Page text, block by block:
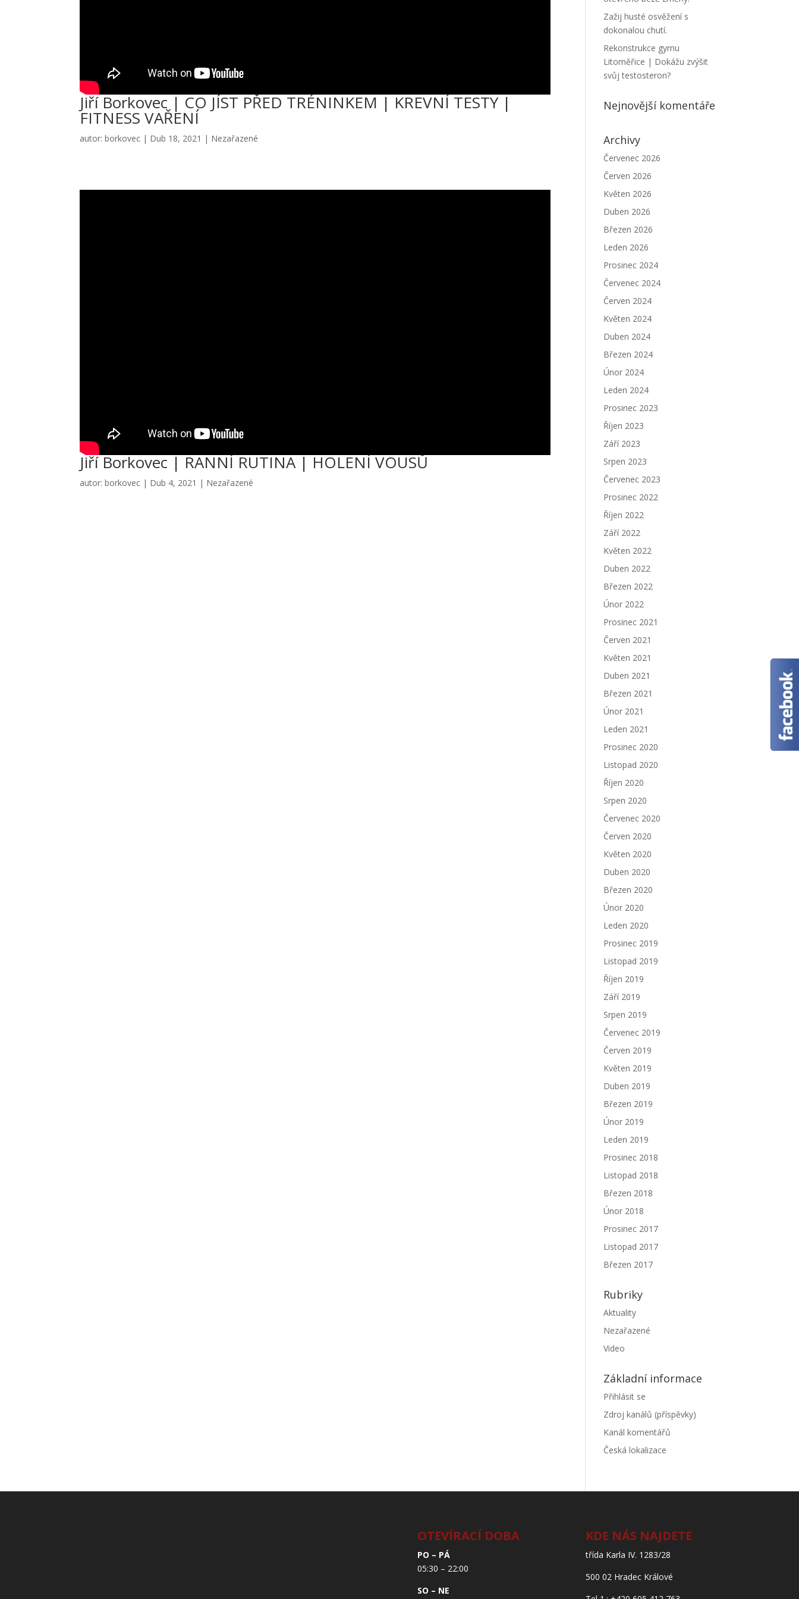
Jiří Borkovec | CO JÍST PŘED TRÉNINKEM | KREVNÍ TESTY |
FITNESS VAŘENÍ
autor:borkovec | Dub 18, 2021 | Nezařazené
Jiří Borkovec | RANNÍ RUTINA | HOLENÍ VOUSŮ
autor:borkovec | Dub 4, 2021 | Nezařazené
Zažij husté osvěžení s
dokonalou chutí.
Rekonstrukce gymu
Litoměřice | Dokážu zvýšit
svůj testosteron?
Nejnovější komentáře
Archivy
Červenec 2026
Červen 2026
Květen 2026
Duben 2026
Březen 2026
Leden 2026
Prosinec 2024
Červenec 2024
Červen 2024
Květen 2024
Duben 2024
Březen 2024
Únor 2024
Leden 2024
Prosinec 2023
Říjen 2023
Září 2023
Srpen 2023
Červenec 2023
Prosinec 2022
Říjen 2022
Září 2022
Květen 2022
Duben 2022
Březen 2022
Únor 2022
Prosinec 2021
Červen 2021
Květen 2021
Duben 2021
Březen 2021
Únor 2021
Leden 2021
Prosinec 2020
Listopad 2020
Říjen 2020
Srpen 2020
Červenec 2020
Červen 2020
Květen 2020
Duben 2020
Březen 2020
Únor 2020
Leden 2020
Prosinec 2019
Listopad 2019
Říjen 2019
Září 2019
Srpen 2019
Červenec 2019
Červen 2019
Květen 2019
Duben 2019
Březen 2019
Únor 2019
Leden 2019
Prosinec 2018
Listopad 2018
Březen 2018
Únor 2018
Prosinec 2017
Listopad 2017
Březen 2017
Rubriky
Aktuality
Nezařazené
Video
Základní informace
Přihlásit se
Zdroj kanálů (příspěvky)
Kanál komentářů
Česká lokalizace
OTEVÍRACÍ DOBA
PO – PÁ
05:30 – 22:00
SO – NE
KDE NÁS NAJDETE
třída Karla IV. 1283/28
500 02 Hradec Králové